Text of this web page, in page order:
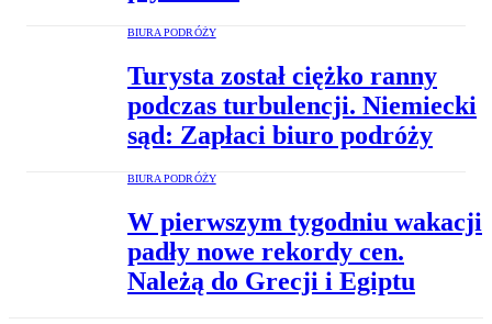
BIURA PODRÓŻY
Turysta został ciężko ranny
podczas turbulencji. Niemiecki
sąd: Zapłaci biuro podróży
BIURA PODRÓŻY
W pierwszym tygodniu wakacji
padły nowe rekordy cen.
Należą do Grecji i Egiptu